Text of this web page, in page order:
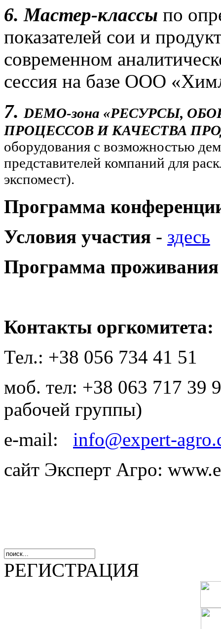
6. Мастер-классы по
показателей сои и
современном
сессия на базе ООО
7. DEMO-зона «РЕСУРСЫ,
ПРОЦЕССОВ И КАЧЕСТВА
оборудования с возможностью
представителей компаний для
экспомест).
Программа
Условия участия - здесь
Программа проживания
Контакты оргкомитета:
Тел.: +38 056 734 41 51
моб. тел: +38 063 717 39
рабочей группы)
e-mail: info@expert-
сайт Эксперт Агро:
РЕГИСТРАЦИЯ